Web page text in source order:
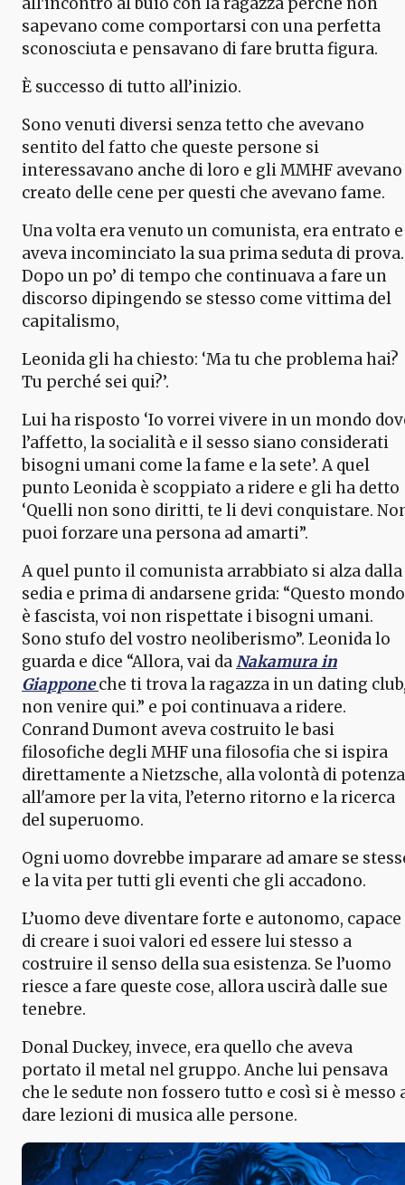
sapevano come comportarsi con una perfetta
sconosciuta e pensavano di fare brutta figura.
È successo di tutto all’inizio.
Sono venuti diversi senza tetto che avevano
sentito del fatto che queste persone si
interessavano anche di loro e gli MMHF avevano
creato delle cene per questi che avevano fame.
Una volta era venuto un comunista, era entrato e
aveva incominciato la sua prima seduta di prova.
Dopo un po’ di tempo che continuava a fare un
discorso dipingendo se stesso come vittima del
capitalismo,
Leonida gli ha chiesto: ‘Ma tu che problema hai?
Tu perché sei qui?’.
Lui ha risposto ‘Io vorrei vivere in un mondo
l’affetto, la socialità e il sesso siano considerati
bisogni umani come la fame e la sete’. A quel
punto Leonida è scoppiato a ridere e gli ha detto
‘Quelli non sono diritti, te li devi conquistare.
puoi forzare una persona ad amarti”.
A quel punto il comunista arrabbiato si alza dalla
sedia e prima di andarsene grida: “Questo mondo
è fascista, voi non rispettate i bisogni umani.
Sono stufo del vostro neoliberismo”. Leonida lo
guarda e dice “Allora, vai daNakamura in
Giapponeche ti trova la ragazza in un dating
non venire qui.” e poi continuava a ridere.
Conrand Dumont aveva costruito le basi
filosofiche degli MHF una filosofia che si ispira
direttamente a Nietzsche, alla volontà di
all'amore per la vita, l’eterno ritorno e la ricerca
del superuomo.
Ogni uomo dovrebbe imparare ad amare se
e la vita per tutti gli eventi che gli accadono.
L’uomo deve diventare forte e autonomo, capace
di creare i suoi valori ed essere lui stesso a
costruire il senso della sua esistenza. Se l’uomo
riesce a fare queste cose, allora uscirà dalle sue
tenebre.
Donal Duckey, invece, era quello che aveva
portato il metal nel gruppo. Anche lui pensava
che le sedute non fossero tutto e così si è messo
dare lezioni di musica alle persone.